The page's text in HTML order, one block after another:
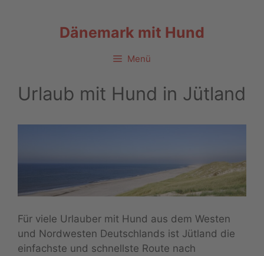
Dänemark mit Hund
Menü
Urlaub mit Hund in Jütland
Für viele Urlauber mit Hund aus dem Westen
und Nordwesten Deutschlands ist Jütland die
einfachste und schnellste Route nach